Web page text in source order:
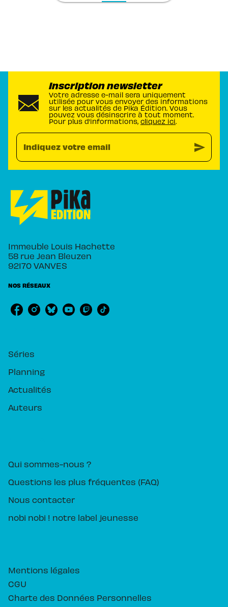
Inscription newsletter
Votre adresse e-mail sera uniquement
utilisée pour vous envoyer des informations
sur les actualités de Pika Édition. Vous
pouvez vous désinscrire à tout moment.
Pour plus d’informations, cliquez ici.
Indiquez votre email send
Immeuble Louis Hachette
58 rue Jean Bleuzen
92170 VANVES
NOS RÉSEAUX
Séries
Planning
Actualités
Auteurs
Qui sommes-nous ?
Questions les plus fréquentes (FAQ)
Nous contacter
nobi nobi ! notre label jeunesse
Mentions légales
CGU
Charte des Données Personnelles